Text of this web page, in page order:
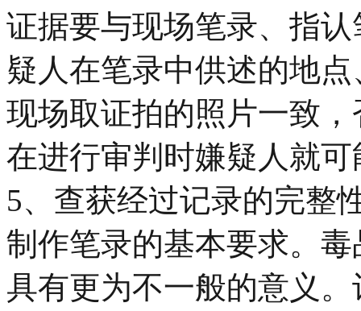
证据要与现场笔录、指
疑人在笔录中供述的地
现场取证拍的照片一致
在进行审判时嫌疑人就
5、查获经过记录的完整
制作笔录的基本要求。
具有更为不一般的意义